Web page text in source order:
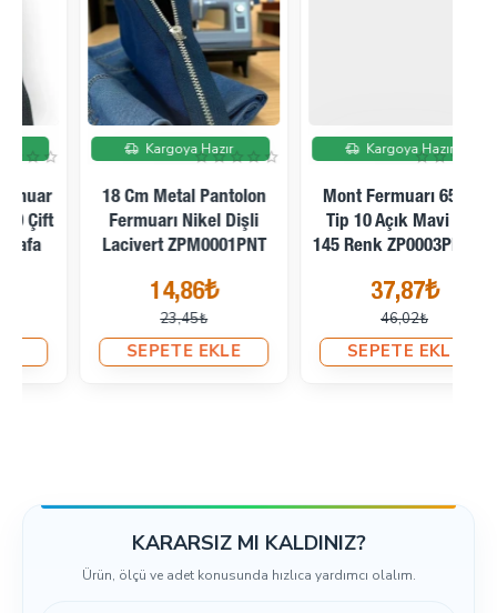
İndirimde
Kargoya Hazır
Mont Fermuarı 65 Cm
Tip 10 Açık Mavi SBS
145 Renk ZP0003PROMO
37,87₺
SEPETE EKLE
İndirimde
Kargoya Hazır
Mont Fermuarı 70 Cm
Tip 10 Lacivert SBS 168
Renk ZP0004PROMO
41,07₺
SEPETE EKLE
KARARSIZ MI KALDINIZ?
Ürün, ölçü ve adet konusunda hızlıca yardımcı olalım.